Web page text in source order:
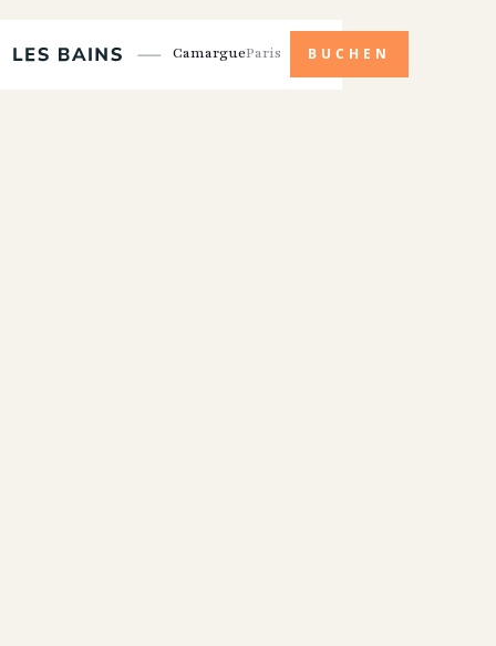
CamargueParis BUCHEN